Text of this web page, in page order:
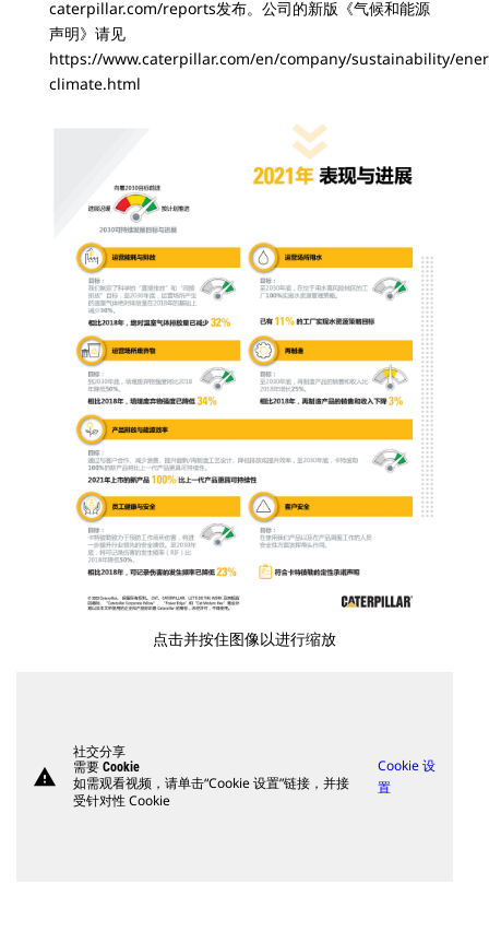
caterpillar.com/reports发布。公司的新版《气候和能源
声明》请见
https://www.caterpillar.com/en/company/sustainability/
climate.html
点击并按住图像以进行缩放
warning
社交分享
需要 Cookie
如需观看视频，请单击“Cookie 设置”链接，并接
受针对性 Cookie
Cookie 设
置